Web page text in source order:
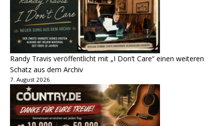
Randy Travis veröffentlicht mit „I Don’t Care“ einen weiteren
Schatz aus dem Archiv
7. August 2026